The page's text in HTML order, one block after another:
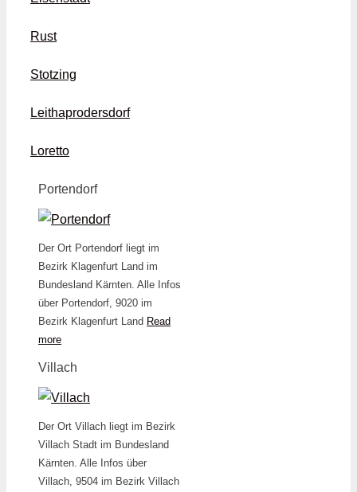
Rust
Stotzing
Leithaprodersdorf
Loretto
Portendorf
Der Ort Portendorf liegt im
Bezirk Klagenfurt Land im
Bundesland Kärnten. Alle Infos
über Portendorf, 9020 im
Bezirk Klagenfurt Land Read
more
Villach
Der Ort Villach liegt im Bezirk
Villach Stadt im Bundesland
Kärnten. Alle Infos über
Villach, 9504 im Bezirk Villach